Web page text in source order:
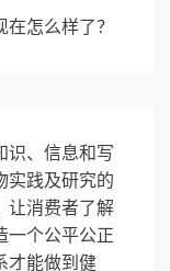
怎么样了？
识、信息和写
实践及研究的
让消费者了解
一个公平公正
才能做到健